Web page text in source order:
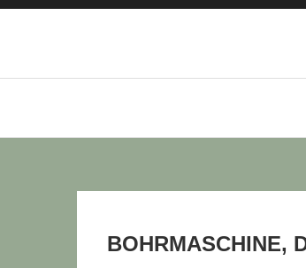
BOHRMASCHINE,